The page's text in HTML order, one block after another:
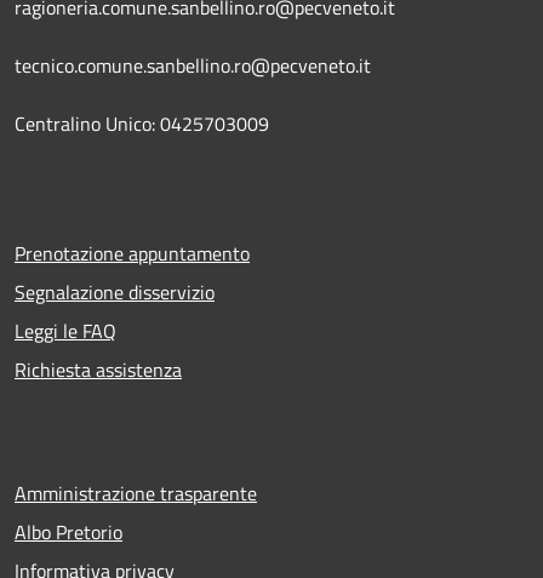
ragioneria.comune.sanbellino.ro@pecveneto.it
tecnico.comune.sanbellino.ro@pecveneto.it
Centralino Unico: 0425703009
Prenotazione appuntamento
Segnalazione disservizio
Leggi le FAQ
Richiesta assistenza
Amministrazione trasparente
Albo Pretorio
Informativa privacy